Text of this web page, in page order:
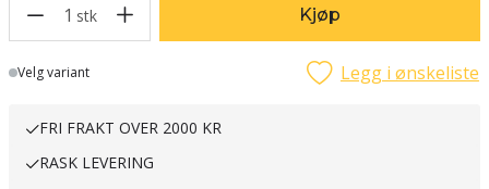
1 stk Kjøp
Lager
Velg variant Legg i ønskeliste
FRI FRAKT OVER 2000 KR
RASK LEVERING